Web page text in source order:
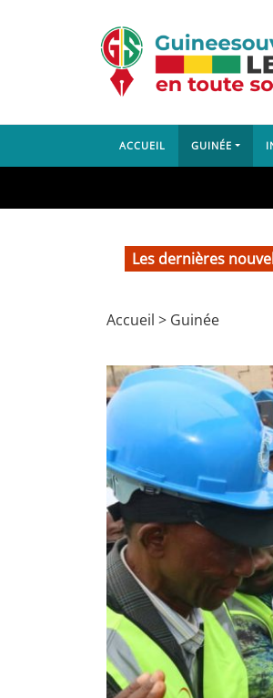
ACCUEIL GUINÉE
Les dernières
Lambanyi : deux
Accueil > Guinée